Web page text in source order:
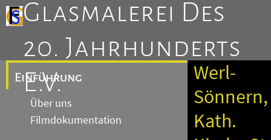
Glasmalerei Des
20. Jahrhunderts
E.V.
Einführung
Über uns
Filmdokumentation
Werl-
Sönnern,
Kath.